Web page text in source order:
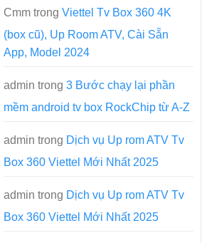
Cmm trong Viettel Tv Box 360 4K
(box cũ), Up Room ATV, Cài Sẵn
App, Model 2024
admin trong 3 Bước chạy lại phần
mềm android tv box RockChip từ A-Z
admin trong Dịch vụ Up rom ATV Tv
Box 360 Viettel Mới Nhất 2025
admin trong Dịch vụ Up rom ATV Tv
Box 360 Viettel Mới Nhất 2025